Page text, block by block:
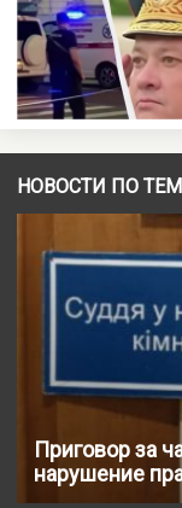
НОВОСТИ ПО
Приговор за
нарушение